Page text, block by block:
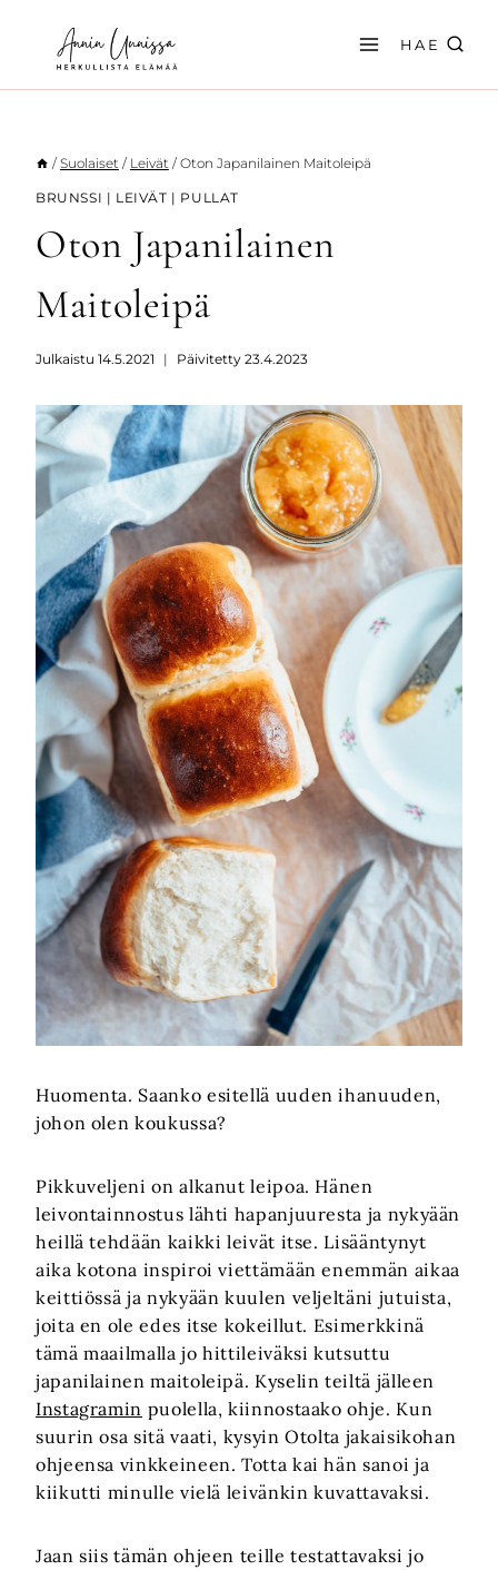
sisältöön
HAE
/ Suolaiset / Leivät / Oton Japanilainen Maitoleipä
BRUNSSI | LEIVÄT | PULLAT
Oton Japanilainen
Maitoleipä
Julkaistu 14.5.2021 Päivitetty 23.4.2023
Huomenta. Saanko esitellä uuden ihanuuden,
johon olen koukussa?
Pikkuveljeni on alkanut leipoa. Hänen
leivontainnostus lähti hapanjuuresta ja nykyään
heillä tehdään kaikki leivät itse. Lisääntynyt
aika kotona inspiroi viettämään enemmän aikaa
keittiössä ja nykyään kuulen veljeltäni jutuista,
joita en ole edes itse kokeillut. Esimerkkinä
tämä maailmalla jo hittileiväksi kutsuttu
japanilainen maitoleipä. Kyselin teiltä jälleen
Instagramin puolella, kiinnostaako ohje. Kun
suurin osa sitä vaati, kysyin Otolta jakaisikohan
ohjeensa vinkkeineen. Totta kai hän sanoi ja
kiikutti minulle vielä leivänkin kuvattavaksi.
Jaan siis tämän ohjeen teille testattavaksi jo